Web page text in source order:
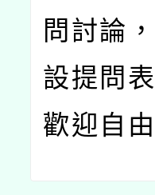
問討論
設提問
歡迎自